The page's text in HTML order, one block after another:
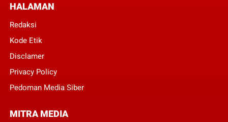
HALAMAN
Redaksi
Kode Etik
Disclamer
Privacy Policy
Pedoman Media Siber
MITRA MEDIA